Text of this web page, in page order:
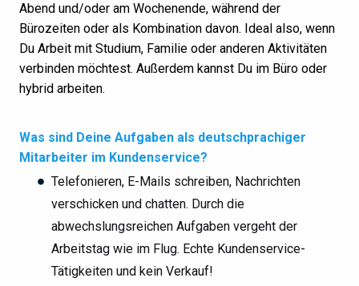
Abend und/oder am Wochenende, während der
Bürozeiten oder als Kombination davon. Ideal also, wenn
Du Arbeit mit Studium, Familie oder anderen Aktivitäten
verbinden möchtest. Außerdem kannst Du im Büro oder
hybrid arbeiten.
Was sind Deine Aufgaben als deutschprachiger
Mitarbeiter im Kundenservice?
Telefonieren, E-Mails schreiben, Nachrichten
verschicken und chatten. Durch die
abwechslungsreichen Aufgaben vergeht der
Arbeitstag wie im Flug. Echte Kundenservice-
Tätigkeiten und kein Verkauf!